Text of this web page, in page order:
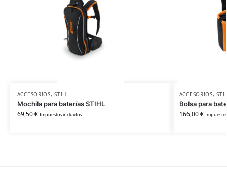
ACCESORIOS,STIHL
Mochila para baterías STIHL
69,50€ Impuestos incluidos
ACCESORIOS,
Bolsa para
166,00€